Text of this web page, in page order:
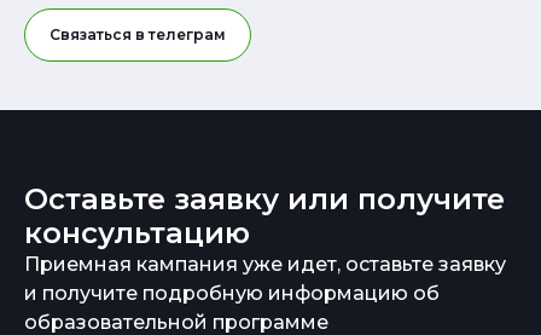
Связаться в телеграм
Оставьте заявку или получите
консультацию
Приемная кампания уже идет, оставьте заявку
и получите подробную информацию об
образовательной программе